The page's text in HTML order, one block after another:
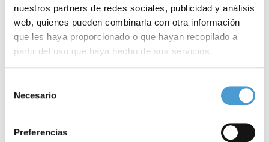
nuestros partners de redes sociales, publicidad y análisis
web, quienes pueden combinarla con otra información
que les haya proporcionado o que hayan recopilado a
partir del uso que haya hecho de sus servicios.
de cookies
Necesario
Preferencias
ASOCIACIONES DE PACIENTES